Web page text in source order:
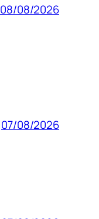
08/08/2026
07/08/2026